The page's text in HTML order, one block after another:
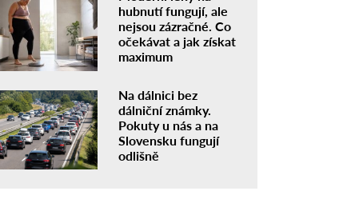
hubnutí fungují, ale
nejsou zázračné. Co
očekávat a jak získat
maximum
Na dálnici bez
dálniční známky.
Pokuty u nás a na
Slovensku fungují
odlišně